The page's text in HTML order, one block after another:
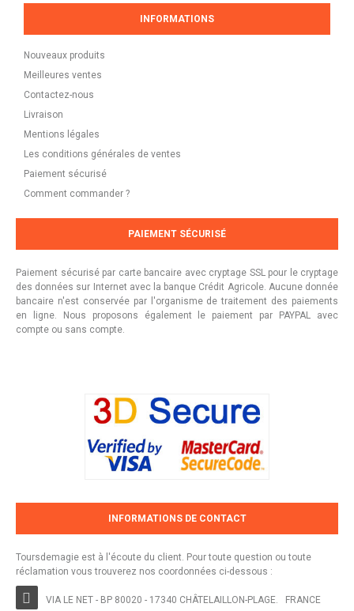
INFORMATIONS
Nouveaux produits
Meilleures ventes
Contactez-nous
Livraison
Mentions légales
Les conditions générales de ventes
Paiement sécurisé
Comment commander ?
PAIEMENT SÉCURISÉ
Paiement sécurisé par carte bancaire avec cryptage SSL pour le cryptage
des données sur Internet avec la banque Crédit Agricole. Aucune donnée
bancaire n'est conservée par l'organisme de traitement des paiements
en ligne. Nous proposons également le paiement par PAYPAL avec
compte ou sans compte.
INFORMATIONS DE CONTACT
Toursdemagie est à l'écoute du client. Pour toute question ou toute
réclamation vous trouverez nos coordonnées ci-dessous :
VIA LE NET - BP 80020 - 17340 CHÂTELAILLON-PLAGE. FRANCE